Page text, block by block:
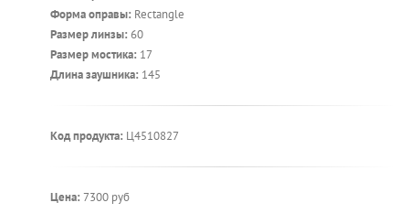
Форма оправы: Rectangle
Размер линзы: 60
Размер мостика: 17
Длина заушника: 145
Код продукта: Ц4510827
Цена: 7300 руб